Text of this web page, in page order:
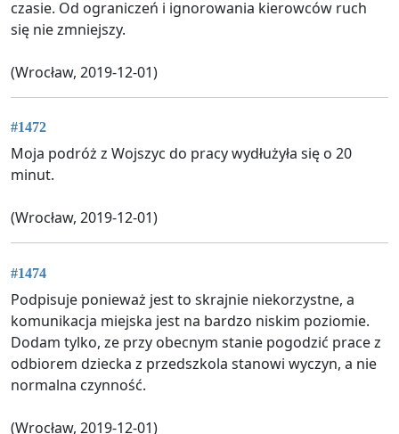
czasie. Od ograniczeń i ignorowania kierowców ruch
się nie zmniejszy.
(Wrocław, 2019-12-01)
#1472
Moja podróż z Wojszyc do pracy wydłużyła się o 20
minut.
(Wrocław, 2019-12-01)
#1474
Podpisuje ponieważ jest to skrajnie niekorzystne, a
komunikacja miejska jest na bardzo niskim poziomie.
Dodam tylko, ze przy obecnym stanie pogodzić prace z
odbiorem dziecka z przedszkola stanowi wyczyn, a nie
normalna czynność.
(Wrocław, 2019-12-01)